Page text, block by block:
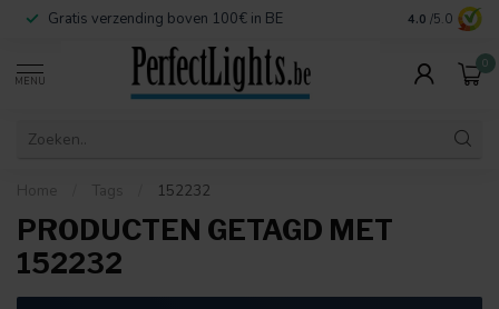
Gratis verzending boven 100€ in BE Veilige
4.0 /5.0
MENU
0
Home Tags 152232
PRODUCTEN GETAGD MET
152232